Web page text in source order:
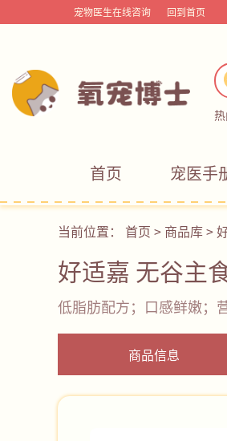
宠物医生在线咨询 回到首页
热
首页 宠医手
当前位置： 首页 > 商品库>
好适嘉 无谷主
低脂肪配方；口感鲜嫩；
商品信息